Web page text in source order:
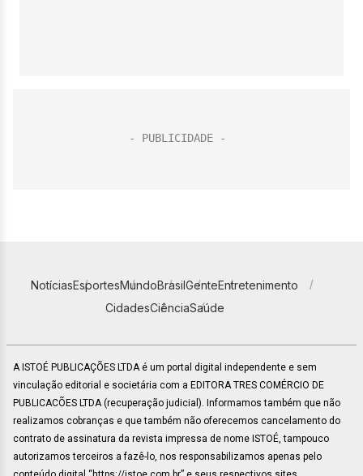
NotíciasEsportesMundoBrasilGenteEntretenimento
CidadesCiênciaSaúde
A ISTOÉ PUBLICAÇÕES LTDA é um portal digital independente e sem
vinculação editorial e societária com a EDITORA TRES COMÉRCIO DE
PUBLICACÕES LTDA (recuperação judicial). Informamos também que não
realizamos cobranças e que também não oferecemos cancelamento do
contrato de assinatura da revista impressa de nome ISTOÉ, tampouco
autorizamos terceiros a fazê-lo, nos responsabilizamos apenas pelo